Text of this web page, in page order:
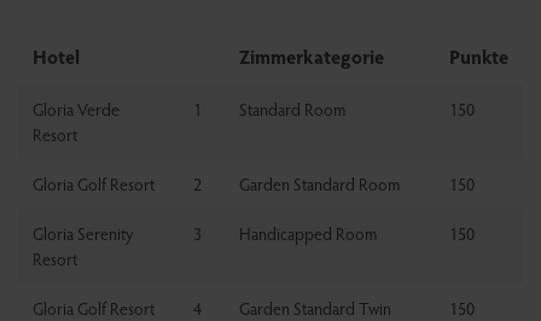
Hotel Zimmerkategorie Punkte
Gloria Verde
Resort
1 Standard Room 150
Gloria Golf Resort 2 Garden Standard Room 150
Gloria Serenity
Resort
3 Handicapped Room 150
Gloria Golf Resort 4
Garden Standard Twin
150